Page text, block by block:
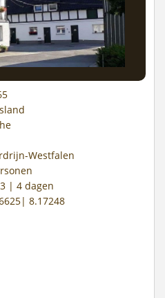
Westfalen
| 4 dagen
8.17248